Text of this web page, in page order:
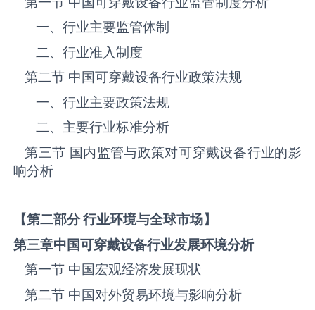
一、行业主要监管体制
二、行业准入制度
第二节 中国‌‌‌‌‌‌可穿戴设备‌‌‌‌‌‌‌‌‌‌‌‌‌‌‌‌‌‌行业政策法规
一、行业主要政策法规
二、主要行业标准分析
第三节 国内监管与政策对‌‌‌‌‌‌可穿戴设备‌‌‌‌‌‌‌‌‌‌‌‌‌‌‌‌‌‌行业的影
响分析
【第二部分 行业环境与全球市场】
第三章中国可穿戴设备行业发展环境分析
第一节 中国宏观经济发展现状
第二节 中国对外贸易环境与影响分析